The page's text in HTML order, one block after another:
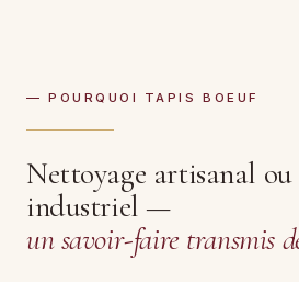
— POURQUOI TAPIS BOEUF
Nettoyage artisanal ou
industriel —
un savoir-faire transmis